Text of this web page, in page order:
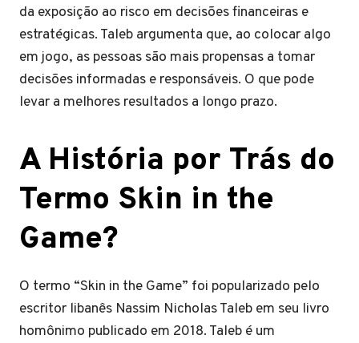
da exposição ao risco em decisões financeiras e
estratégicas. Taleb argumenta que, ao colocar algo
em jogo, as pessoas são mais propensas a tomar
decisões informadas e responsáveis. O que pode
levar a melhores resultados a longo prazo.
A História por Trás do
Termo Skin in the
Game?
O termo “Skin in the Game” foi popularizado pelo
escritor libanês Nassim Nicholas Taleb em seu livro
homônimo publicado em 2018. Taleb é um